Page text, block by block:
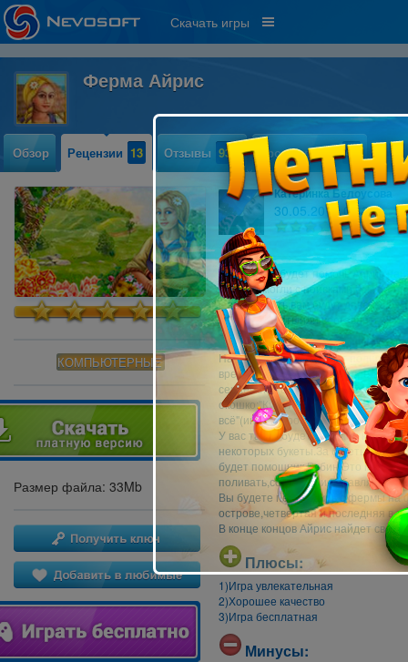
Скачать игры
Ферма Айрис
Обзор Рецензии 13 Отзывы 935 Прохождение 40
КОМПЬЮТЕРНЫЕ
Размер файла: 33Mb
Катеринка Белоусова
30.05.2011 09:26
3
Вам надо будет помочь Айрис
вам помогли с поисками,вам
заработать,вам будут даваться
их продавать или составлять
На уровнях можно будет поливать
вредителей.Чтобы убить
сердечки(это его жизни).Чтобы
окошко:"Купить один
всё"(иногда просто воды не
У вас также будет склад,на
некоторых букеты.За букеты вы
будет помощник Робин.Это
поливать,собирать и избавлятся
Вы будете переходить с фермы на
острове,четвертая и последняя в
В конце концов Айрис найдет
Плюсы:
1)Игра увлекательная
2)Хорошее качество
3)Игра бесплатная
Минусы: